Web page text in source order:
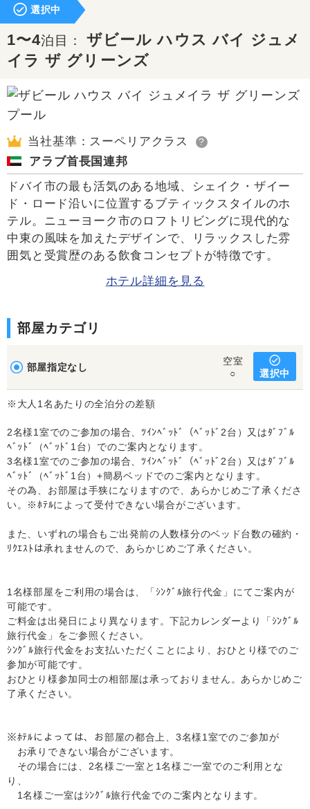
選択中
1〜4泊目：ザビール ハウス バイ ジュメ
イラ ザ グリーンズ
当社基準：スーペリアクラス ?
アラブ首長国連邦
ドバイ市の最も活気のある地域、シェイク・ザイー
ド・ロード沿いに位置するブティックスタイルのホ
テル。ニューヨーク市のロフトリビングに現代的な
中東の風味を加えたデザインで、リラックスした雰
囲気と受賞歴のある飲食コンセプトが特徴です。
ホテル詳細を見る
部屋カテゴリ
部屋指定なし
空室
○
選択中
※大人1名あたりの全泊分の差額
2名様1室でのご参加の場合、ﾂｲﾝﾍﾞｯﾄﾞ（ﾍﾞｯﾄﾞ2台）又はﾀﾞﾌﾞﾙ
ﾍﾞｯﾄﾞ（ﾍﾞｯﾄﾞ1台）でのご案内となります。
3名様1室でのご参加の場合、ﾂｲﾝﾍﾞｯﾄﾞ（ﾍﾞｯﾄﾞ2台）又はﾀﾞﾌﾞﾙ
ﾍﾞｯﾄﾞ（ﾍﾞｯﾄﾞ1台）+簡易ベッドでのご案内となります。
その為、お部屋は手狭になりますので、あらかじめご了承くださ
い。※ﾎﾃﾙによって受付できない場合がございます。
また、いずれの場合もご出発前の人数様分のベッド台数の確約・
ﾘｸｴｽﾄは承れませんので、あらかじめご了承ください。
1名様部屋をご利用の場合は、「ｼﾝｸﾞﾙ旅行代金」にてご案内が
可能です。
ご料金は出発日により異なります。下記カレンダーより「ｼﾝｸﾞﾙ
旅行代金」をご参照ください。
ｼﾝｸﾞﾙ旅行代金をお支払いただくことにより、おひとり様でのご
参加が可能です。
おひとり様参加同士の相部屋は承っておりません。あらかじめご
了承ください。
※ﾎﾃﾙによっては、お部屋の都合上、3名様1室でのご参加が
お承りできない場合がございます。
その場合には、2名様ご一室と1名様ご一室でのご利用とな
り、
1名様ご一室はｼﾝｸﾞﾙ旅行代金でのご案内となります。